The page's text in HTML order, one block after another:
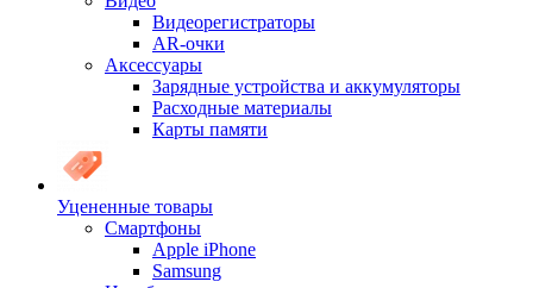
Видеорегистраторы
AR-очки
Аксессуары
Зарядные устройства и аккумуляторы
Расходные материалы
Карты памяти
Уцененные товары
Cмартфоны
Apple iPhone
Samsung